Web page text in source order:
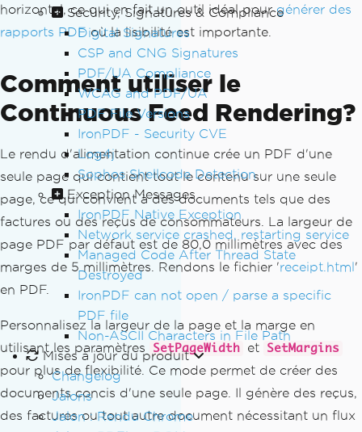
Security, Signatures & Compliance
Digital Signatures
CSP and CNG Signatures
PDF/UA Compliance
WCAG and PDF/UA
PDF File Versions
IronPDF - Security CVE
Log4j
Sophos Shellcode Detection
Exception Messages
IronPDF Native Exception
Network service crashed, restarting service
Managed Code After Thread State
Destroyed
IronPDF can not open / parse a specific
PDF file
Non-ASCII Characters in File Path
Mises à jour du produit
Changelog
Jalons
Jalon : Rendu Chrome
horizontal, ce qui en fait un outil idéal pourgénérer des
rapports PDFoù la lisibilité est importante.
Comment utiliser le
Continuous Feed Rendering?
Le rendu d'alimentation continue crée un PDF d'une
seule page qui contient tout le contenu sur une seule
page, ce qui convient à des documents tels que des
factures ou des reçus de consommateurs. La largeur de
page PDF par défaut est de 80,0 millimètres avec des
marges de 5 millimètres. Rendons le fichier 'receipt.html'
en PDF.
Personnalisez la largeur de la page et la marge en
utilisant les paramètres
SetPageWidth et SetMargins
pour plus de flexibilité. Ce mode permet de créer des
documents concis d'une seule page. Il génère des reçus,
des factures ou tout autre document nécessitant un flux